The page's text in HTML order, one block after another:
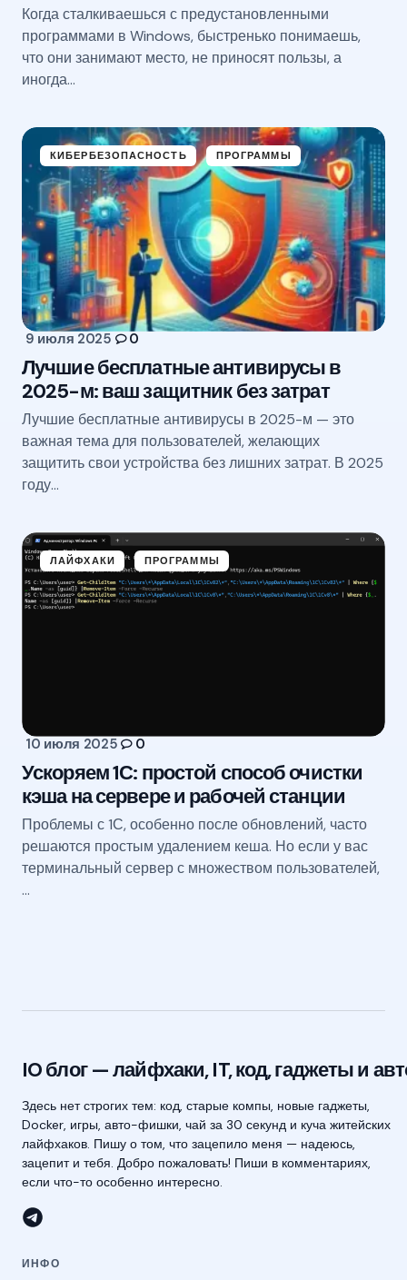
Когда сталкиваешься с предустановленными
программами в Windows, быстренько понимаешь,
что они занимают место, не приносят пользы, а
иногда…
КИБЕРБЕЗОПАСНОСТЬ ПРОГРАММЫ
9 июля 2025 0
Лучшие бесплатные антивирусы в
2025-м: ваш защитник без затрат
Лучшие бесплатные антивирусы в 2025-м — это
важная тема для пользователей, желающих
защитить свои устройства без лишних затрат. В 2025
году…
ЛАЙФХАКИ ПРОГРАММЫ
10 июля 2025 0
Ускоряем 1С: простой способ очистки
кэша на сервере и рабочей станции
Проблемы с 1С, особенно после обновлений, часто
решаются простым удалением кеша. Но если у вас
терминальный сервер с множеством пользователей,
…
IO блог — лайфхаки, IT, код, гаджеты и
Здесь нет строгих тем: код, старые компы, новые гаджеты,
Docker, игры, авто-фишки, чай за 30 секунд и куча житейских
лайфхаков. Пишу о том, что зацепило меня — надеюсь,
зацепит и тебя. Добро пожаловать! Пиши в комментариях,
если что-то особенно интересно.
ИНФО